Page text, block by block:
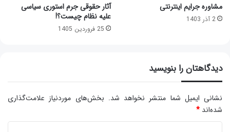
مشاوره جرایم اینترنتی
2 آذر 1403
آثار حقوقی جرم استوری سیاسی
علیه نظام چیست؟!
25 فروردین 1405
دیدگاهتان را بنویسید
نشانی ایمیل شما منتشر نخواهد شد. بخش‌های موردنیاز علامت‌گذاری
شده‌اند *